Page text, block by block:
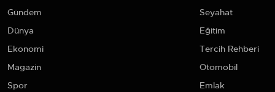
Gündem
Dünya
Ekonomi
Magazin
Spor
Seyahat
Eğitim
Tercih Rehberi
Otomobil
Emlak